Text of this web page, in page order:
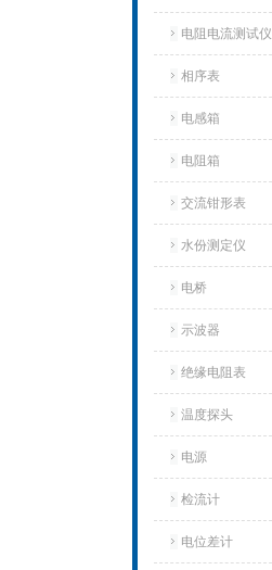
电阻电流测试仪
相序表
电感箱
电阻箱
交流钳形表
水份测定仪
电桥
示波器
绝缘电阻表
温度探头
电源
检流计
电位差计